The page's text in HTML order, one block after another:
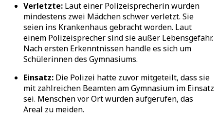
Verletzte: Laut einer Polizeisprecherin wurden
mindestens zwei Mädchen schwer verletzt. Sie
seien ins Krankenhaus gebracht worden. Laut
einem Polizeisprecher sind sie außer Lebensgefahr.
Nach ersten Erkenntnissen handle es sich um
Schülerinnen des Gymnasiums.
Einsatz: Die Polizei hatte zuvor mitgeteilt, dass sie
mit zahlreichen Beamten am Gymnasium im Einsatz
sei. Menschen vor Ort wurden aufgerufen, das
Areal zu meiden.